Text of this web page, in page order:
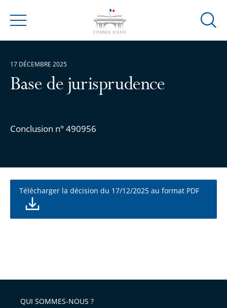
Menu
Ouvrir
Base de jurisprudence
Conclusion n° 490956
17 DÉCEMBRE 2025
Télécharger la décision du 17/12/2025 au format PDF
QUI SOMMES-NOUS ?